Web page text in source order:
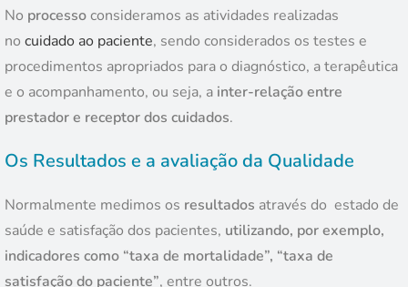
No processoconsideramos as atividades realizadas
no cuidado ao paciente, sendo considerados os testes e
procedimentos apropriados para o diagnóstico, a terapêutica
e o acompanhamento, ou seja, a inter-relação entre
prestador e receptor dos cuidados.
Os Resultados e a avaliação da Qualidade
Normalmente medimos os resultados através do estado de
saúde e satisfação dos pacientes, utilizando, por exemplo,
indicadores como “taxa de mortalidade”, “taxa de
satisfação do paciente”, entre outros.